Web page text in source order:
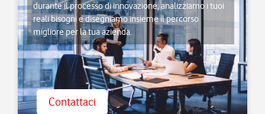
durante il processo di innovazione, analizziamo i tuoi
reali bisogni e disegniamo insieme il percorso
migliore per la tua azienda.
Contattaci